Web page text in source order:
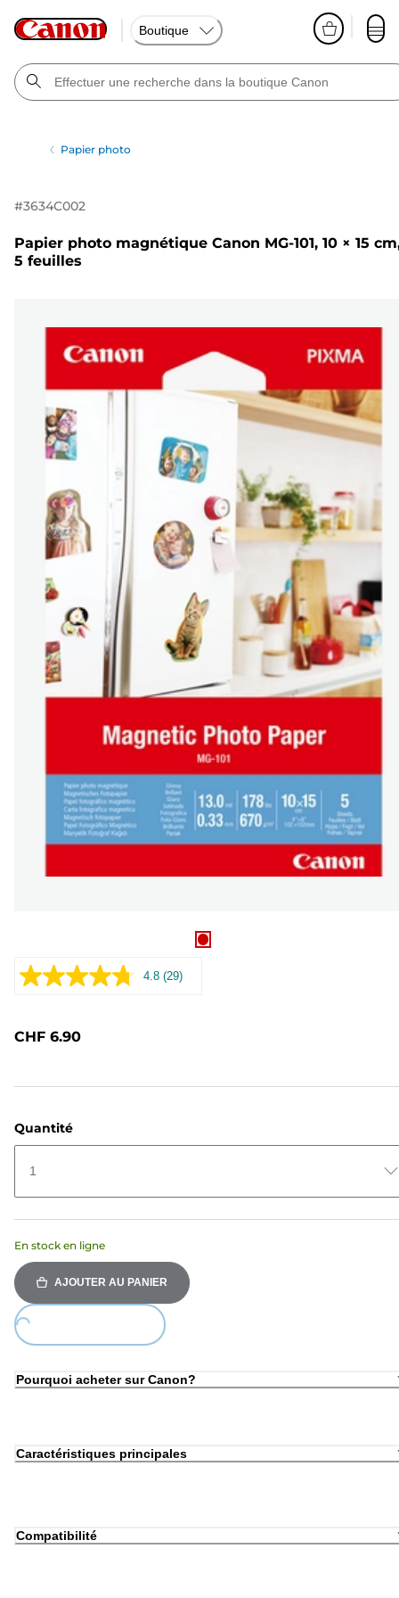
Boutique
Papier photo
#3634C002
Papier photo magnétique Canon MG-101, 10 × 15
5 feuilles
4.8 Lire
(29)
CHF 6.90
Quantité
1
En stock en ligne
AJOUTER AU PANIER
Pourquoi acheter sur Canon?
Caractéristiques principales
Compatibilité